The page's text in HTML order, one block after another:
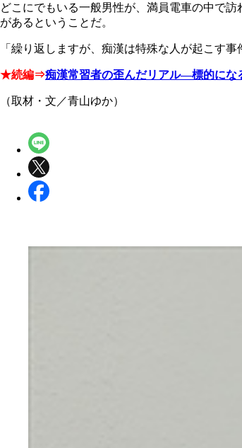
どこにでもいる一般男性が、満員電車の中で訪
があるということだ。
「繰り返しますが、痴漢は特殊な人が起こす
★続編⇒痴漢常習者の歪んだリアル―標的に
（取材・文／青山ゆか）